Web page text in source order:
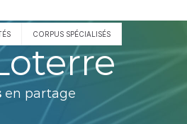
CORPUS SPÉCIALISÉS
en partage